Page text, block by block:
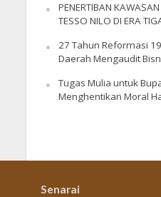
PENERTIBAN
TESSO NILO DI ERA
27 Tahun Reformasi
Daerah Mengaudit
Tugas Mulia untuk
Menghentikan Moral
Senarai